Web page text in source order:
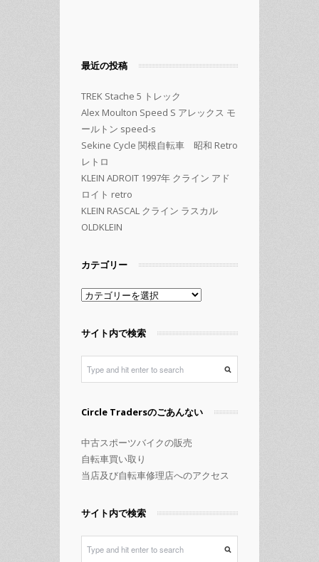
最近の投稿
TREK Stache 5 トレック
Alex Moulton Speed S アレックス モ
ールトン speed-s
Sekine Cycle 関根自転車 昭和 Retro
レトロ
KLEIN ADROIT 1997年 クライン アド
ロイト retro
KLEIN RASCAL クライン ラスカル
OLDKLEIN
カテゴリー
カ
ゴ
ー
サイト内で検索
Circle Tradersのごあんない
中古スポーツバイクの販売
自転車買い取り
当店及び自転車修理店へのアクセス
サイト内で検索